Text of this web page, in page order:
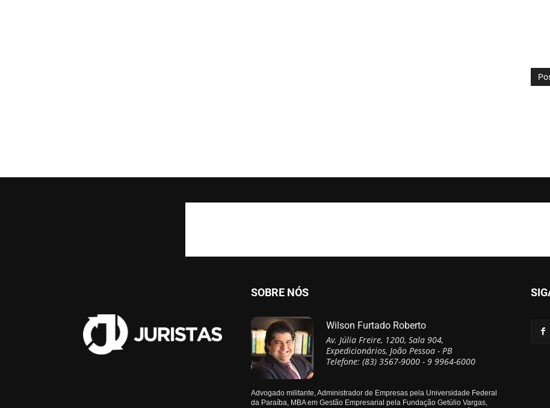
SOBRE NÓS
Wilson Furtado Roberto
Av. Júlia Freire, 1200, Sala 904,
Expedicionários, João Pessoa - PB
Telefone: (83) 3567-9000 - 9 9964-6000
Advogado militante, Administrador de Empresas pela Universidade Federal
da Paraíba, MBA em Gestão Empresarial pela Fundação Getúlio Vargas,